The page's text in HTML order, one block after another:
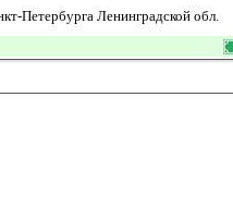
Петербурга Ленинградской обл.